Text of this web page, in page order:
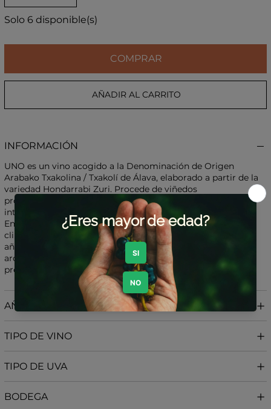
Solo 6 disponible(s)
COMPRAR
AÑADIR AL CARRITO
INFORMACIÓN
UNO es un vino acogido a la Denominación de Origen
Arabako Txakolina / Txakolí de Álava, elaborado a partir de la
variedad Hondarrabi Zuri. Procede de viñedos
propios trabajados con una viticultura de mínima
intervención y razonada, situados en Artomaña y Lezama.
En Artomaña, los suelos son aluviales y profundos, y la
climatología oscila entre atlántica y continental según la
añada; mientras que en Lezama predominan los suelos
arcillosos y un clima atlántico, con abundantes
precipitaciones y temperaturas más moderadas.
AÑADA
TIPO DE VINO
TIPO DE UVA
BODEGA